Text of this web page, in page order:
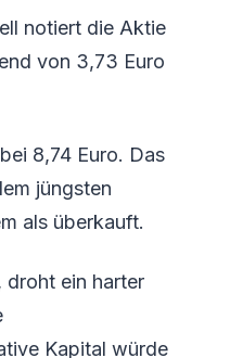
notiert die Aktie
von 3,73 Euro
8,74 Euro. Das
jüngsten
als überkauft.
droht ein harter
Kapital würde